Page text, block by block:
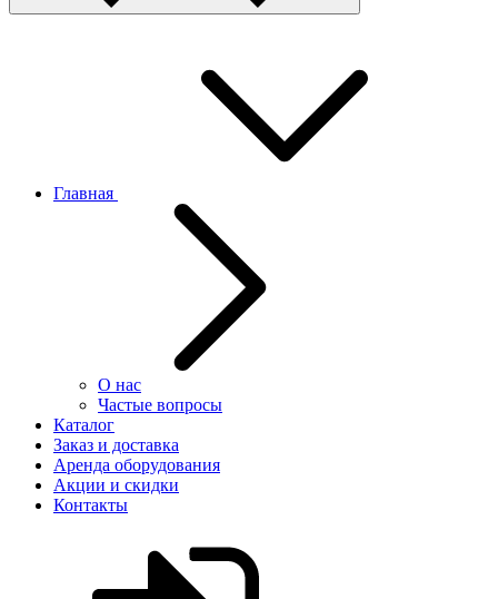
Главная
О нас
Частые вопросы
Каталог
Заказ и доставка
Аренда оборудования
Акции и скидки
Контакты